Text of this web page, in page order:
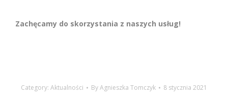
Zachęcamy do skorzystania z naszych usług!
Category: Aktualności ByAgnieszka Tomczyk 8 stycznia 2021